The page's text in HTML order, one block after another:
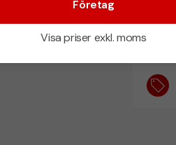
Företag
Visa priser exkl. moms